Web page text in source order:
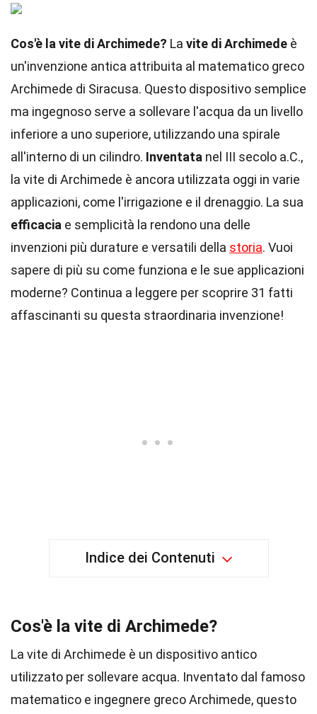
Cos'è la vite di Archimede? La vite di Archimede è
un'invenzione antica attribuita al matematico greco
Archimede di Siracusa. Questo dispositivo semplice
ma ingegnoso serve a sollevare l'acqua da un livello
inferiore a uno superiore, utilizzando una spirale
all'interno di un cilindro. Inventata nel III secolo a.C.,
la vite di Archimede è ancora utilizzata oggi in varie
applicazioni, come l'irrigazione e il drenaggio. La sua
efficacia e semplicità la rendono una delle
invenzioni più durature e versatili della storia. Vuoi
sapere di più su come funziona e le sue applicazioni
moderne? Continua a leggere per scoprire 31 fatti
affascinanti su questa straordinaria invenzione!
Indice dei Contenuti
Cos'è la vite di Archimede?
La vite di Archimede è un dispositivo antico
utilizzato per sollevare acqua. Inventato dal famoso
matematico e ingegnere greco Archimede, questo